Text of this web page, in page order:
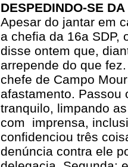
DESPEDINDO-SE
Apesar do jantar em
a chefia da 16a SDP,
disse ontem que,
arrepende do que
chefe de Campo
afastamento. Passou
tranquilo, limpando
com imprensa,
confidenciou três
denúncia contra ele